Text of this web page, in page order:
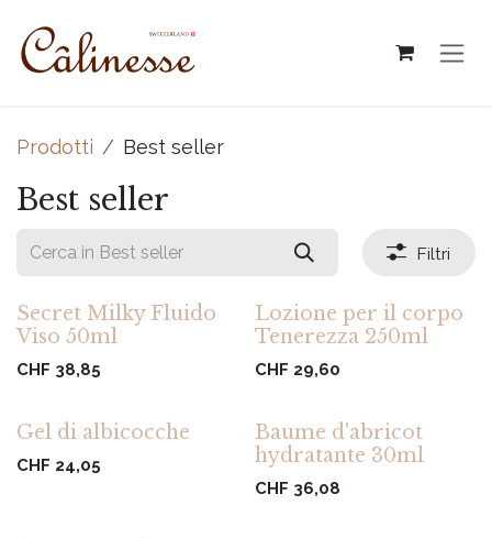
Prodotti Best seller
Best seller
Filtri
Secret Milky Fluido
Viso 50ml
CHF 38,85
Lozione per il corpo
Tenerezza 250ml
CHF 29,60
Gel di albicocche
CHF 24,05
Baume d'abricot
hydratante 30ml
CHF 36,08